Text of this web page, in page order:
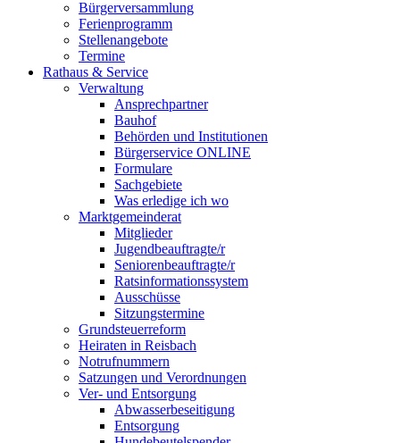
Bürgerversammlung
Ferienprogramm
Stellenangebote
Termine
Rathaus & Service
Verwaltung
Ansprechpartner
Bauhof
Behörden und Institutionen
Bürgerservice ONLINE
Formulare
Sachgebiete
Was erledige ich wo
Marktgemeinderat
Mitglieder
Jugendbeauftragte/r
Seniorenbeauftragte/r
Ratsinformationssystem
Ausschüsse
Sitzungstermine
Grundsteuerreform
Heiraten in Reisbach
Notrufnummern
Satzungen und Verordnungen
Ver- und Entsorgung
Abwasserbeseitigung
Entsorgung